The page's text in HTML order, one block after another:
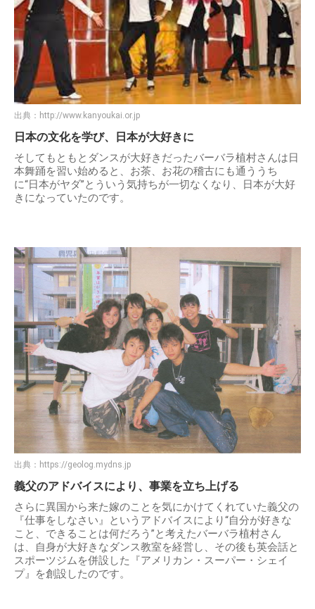
出典： http://www.kanyoukai.or.jp
日本の文化を学び、日本が大好きに
そしてもともとダンスが大好きだったバーバラ植村さんは日
本舞踊を習い始めると、お茶、お花の稽古にも通ううち
に“日本がヤダ”とういう気持ちが一切なくなり、日本が大好
きになっていたのです。
出典： https://geolog.mydns.jp
義父のアドバイスにより、事業を立ち上げる
さらに異国から来た嫁のことを気にかけてくれていた義父の
『仕事をしなさい』というアドバイスにより“自分が好きな
こと、できることは何だろう”と考えたバーバラ植村さん
は、自身が大好きなダンス教室を経営し、その後も英会話と
スポーツジムを併設した『アメリカン・スーパー・シェイ
プ』を創設したのです。